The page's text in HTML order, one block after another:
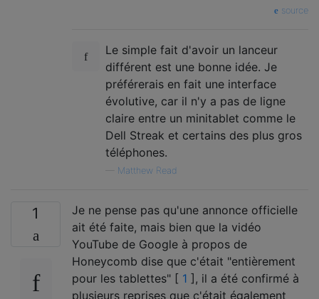
source
Le simple fait d'avoir un lanceur
différent est une bonne idée. Je
préférerais en fait une interface
évolutive, car il n'y a pas de ligne
claire entre un minitablet comme le
Dell Streak et certains des plus gros
téléphones.
Matthew Read
1
Je ne pense pas qu'une annonce officielle
ait été faite, mais bien que la vidéo
YouTube de Google à propos de
Honeycomb dise que c'était "entièrement
pour les tablettes" [ 1 ], il a été confirmé à
plusieurs reprises que c'était également